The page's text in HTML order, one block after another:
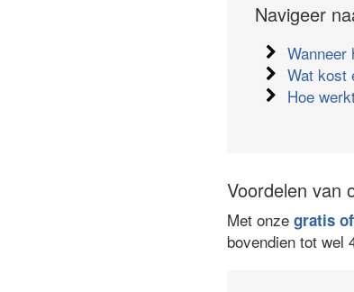
Navigeer
Wanneer
Wat kost
Hoe
Voordelen van
Met onze gratis
bovendien tot wel